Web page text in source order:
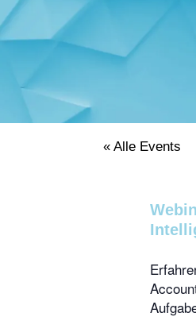
« Alle Events